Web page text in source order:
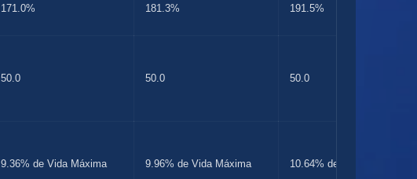
171.0% 181.3% 191.5%
50.0 50.0 50.0
9.36% de Vida Máxima 9.96% de Vida Máxima 10.64% de Vida Máxima